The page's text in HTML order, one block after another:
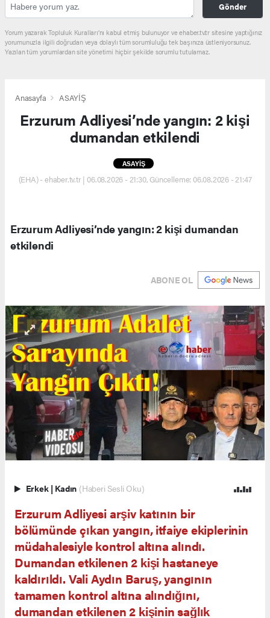
Gönder
Yorum yazarak Topluluk Kuralları’nı kabul etmiş bulunuyor ve ehaber.tv.tr sitesine yaptığınız
yorumunuzla ilgili doğrudan veya dolaylı tüm sorumluluğu tek başınıza üstleniyorsunuz.
Yazılan tüm yorumlardan site yönetimi hiçbir şekilde sorumlu tutulamaz.
Anasayfa ASAYİŞ
Erzurum Adliyesi’nde yangın: 2 kişi
dumandan etkilendi
ASAYİŞ
(EHA) - ehaber.tv.tr | 06.08.2026 - 21:30, Güncelleme: 06.08.2026 - 21:47
Erzurum Adliyesi’nde yangın: 2 kişi dumandan
etkilendi
ABONE OL
Erkek | Kadın (Haberi Sesli Oku)
Erzurum Adliyesi arşiv katının bir
bölümünde çıkan yangın, itfaiye ekiplerinin
müdahalesiyle kontrol altına alındı.
Dumandan etkilenen 2 kişi hastaneye
kaldırıldı. Vali Aydın Baruş, yangının
tamamen kontrol altına alındığını,
dumandan etkilenen 2 kişinin sağlık